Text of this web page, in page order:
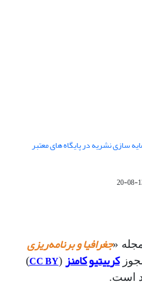
سازی نشریه در پایگاه های معتبر
«جغرافیا و برنامه‌ریزی
کرییتیو کامنز (
CC BY
)
است.